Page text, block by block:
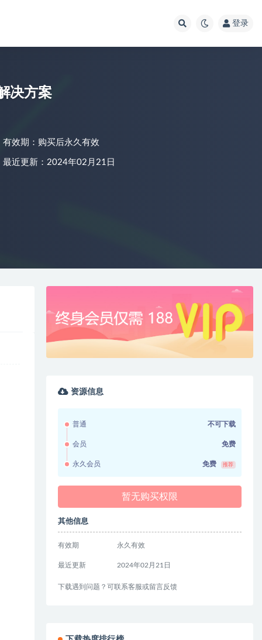
登录
决方案
有效期：购买后永久有效
最近更新：2024年02月21日
资源信息
普通 不可下载
会员 免费
永久会员 免费 推荐
暂无购买权限
其他信息
有效期 永久有效
最近更新 2024年02月21日
下载遇到问题？可联系客服或留言反馈